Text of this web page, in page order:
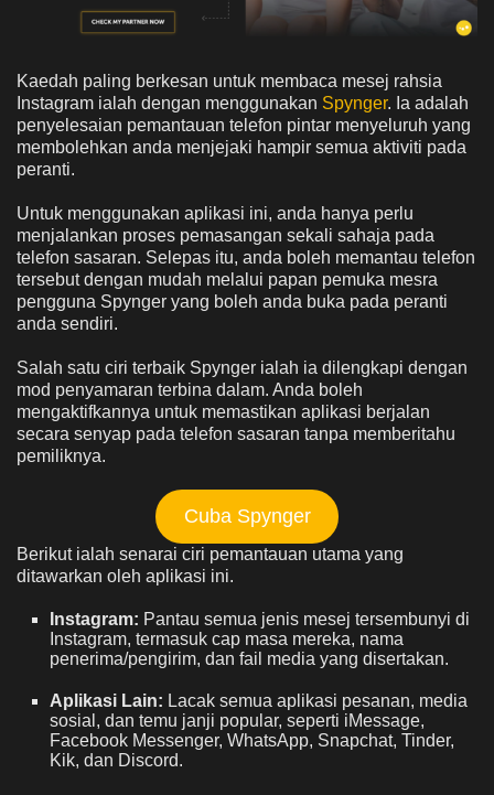
Kaedah paling berkesan untuk membaca mesej rahsia
Instagram ialah dengan menggunakan Spynger. Ia adalah
penyelesaian pemantauan telefon pintar menyeluruh yang
membolehkan anda menjejaki hampir semua aktiviti pada
peranti.
Untuk menggunakan aplikasi ini, anda hanya perlu
menjalankan proses pemasangan sekali sahaja pada
telefon sasaran. Selepas itu, anda boleh memantau telefon
tersebut dengan mudah melalui papan pemuka mesra
pengguna Spynger yang boleh anda buka pada peranti
anda sendiri.
Salah satu ciri terbaik Spynger ialah ia dilengkapi dengan
mod penyamaran terbina dalam. Anda boleh
mengaktifkannya untuk memastikan aplikasi berjalan
secara senyap pada telefon sasaran tanpa memberitahu
pemiliknya.
Cuba Spynger
Berikut ialah senarai ciri pemantauan utama yang
ditawarkan oleh aplikasi ini.
Instagram: Pantau semua jenis mesej tersembunyi di
Instagram, termasuk cap masa mereka, nama
penerima/pengirim, dan fail media yang disertakan.
Aplikasi Lain: Lacak semua aplikasi pesanan, media
sosial, dan temu janji popular, seperti iMessage,
Facebook Messenger, WhatsApp, Snapchat, Tinder,
Kik, dan Discord.